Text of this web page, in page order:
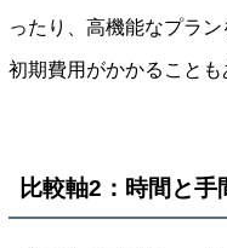
ったり、高機能なプラ
初期費用がかかることも
比較軸2：時間と手